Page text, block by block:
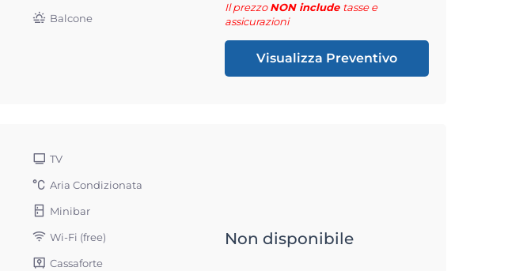
Balcone
Il prezzoNON include tasse e
assicurazioni
Visualizza Preventivo
TV
Aria Condizionata
Minibar
Wi-Fi (free)
Cassaforte
Non disponibile